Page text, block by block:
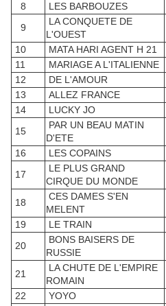
8
LES BARBOUZES
9
LA CONQUETE DE
L'OUEST
10
MATA HARI AGENT H 21
11
MARIAGE A L'ITALIENNE
12
DE L'AMOUR
13
ALLEZ FRANCE
14
LUCKY JO
15
PAR UN BEAU MATIN
D'ETE
16
LES COPAINS
17
LE PLUS GRAND
CIRQUE DU MONDE
18
CES DAMES S'EN
MELENT
19
LE TRAIN
20
BONS BAISERS DE
RUSSIE
21
LA CHUTE DE L'EMPIRE
ROMAIN
22
YOYO